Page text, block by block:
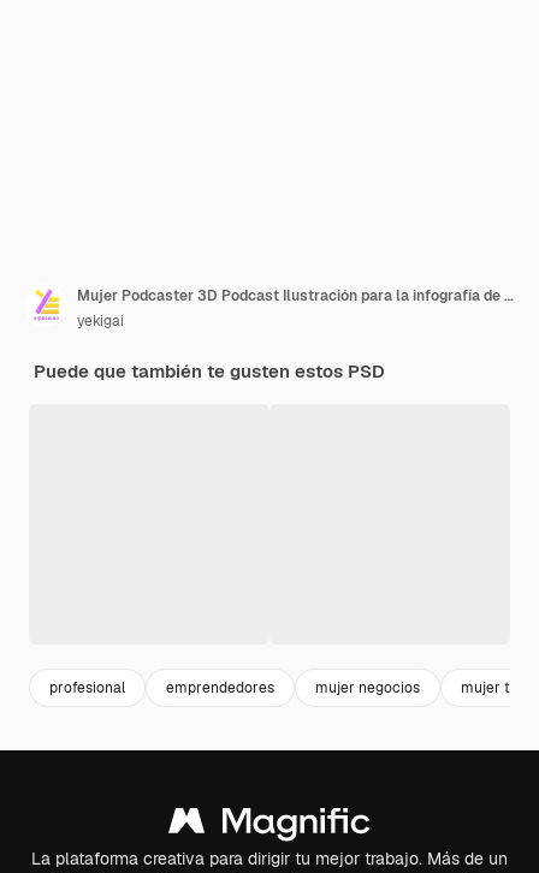
Mujer Podcaster 3D Podcast Ilustración para la infografía de la aplicación web uiux, etc.
yekigai
Puede que también te gusten estos PSD
profesional emprendedores mujer negocios mujer
La plataforma creativa para dirigir tu mejor trabajo. Más de un